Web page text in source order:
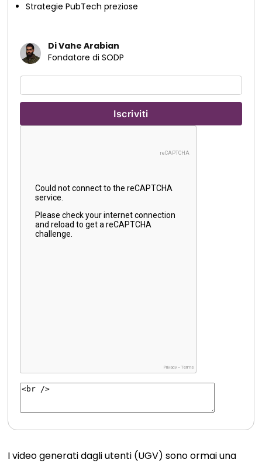
Strategie PubTech preziose
Di Vahe Arabian
Fondatore di SODP
I video generati dagli utenti (UGV) sono ormai una